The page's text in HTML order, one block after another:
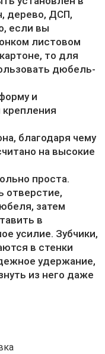
дерево, ДСП,
если вы
листовом
то для
дюбель-
и
благодаря чему
на высокие
проста.
отверстие,
затем
в
усилие. Зубчики,
в стенки
удержание,
из него даже